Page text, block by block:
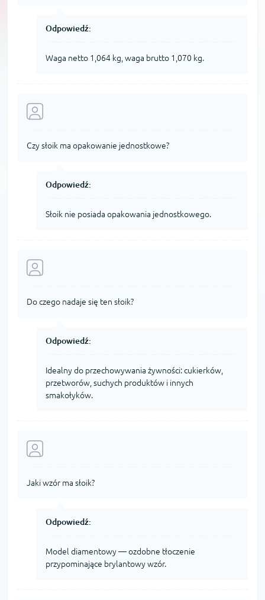
Odpowiedź:
Waga netto 1,064 kg, waga brutto 1,070 kg.
Czy słoik ma opakowanie jednostkowe?
Odpowiedź:
Słoik nie posiada opakowania jednostkowego.
Do czego nadaje się ten słoik?
Odpowiedź:
Idealny do przechowywania żywności: cukierków,
przetworów, suchych produktów i innych
smakołyków.
Jaki wzór ma słoik?
Odpowiedź:
Model diamentowy — ozdobne tłoczenie
przypominające brylantowy wzór.